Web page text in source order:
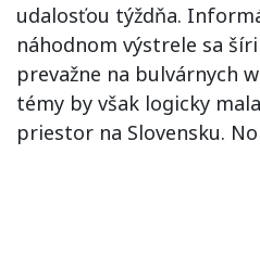
udalosťou týždňa.
náhodnom výstrele sa
prevažne na bulvárnych
témy by však logicky
priestor na Slovensku.